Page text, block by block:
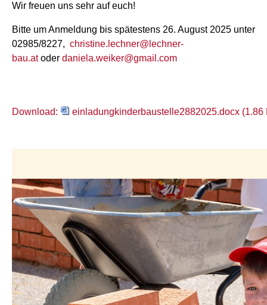
Wir freuen uns sehr auf euch!
Bitte um Anmeldung bis spätestens 26. August 2025 unter
02985/8227, christine.lechner@lechner-
bau.atoder daniela.weiker@gmail.com
Download: einladungkinderbaustelle2882025.docx (1.86